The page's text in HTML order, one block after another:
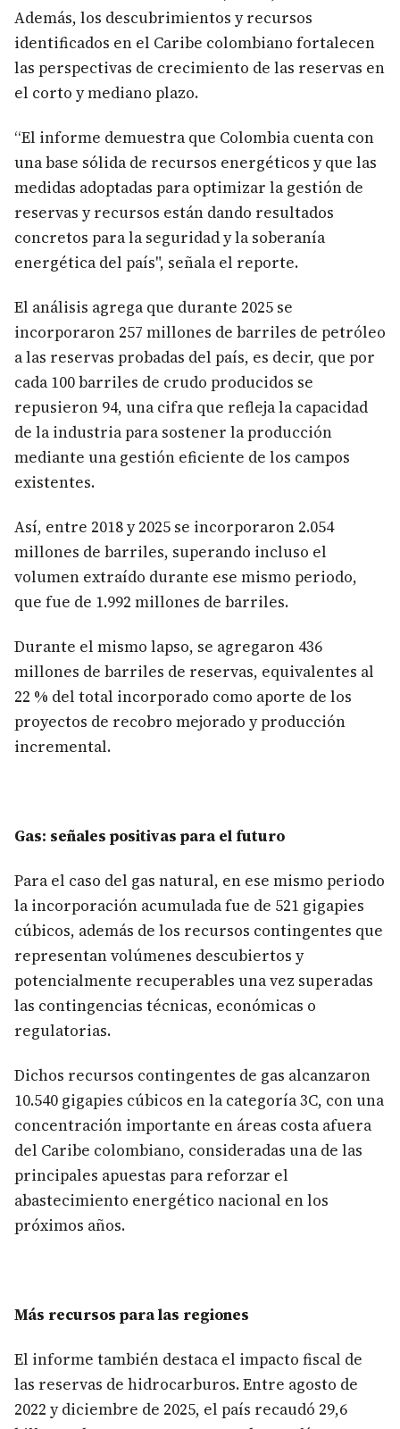
Además, los descubrimientos y recursos
identificados en el Caribe colombiano fortalecen
las perspectivas de crecimiento de las reservas en
el corto y mediano plazo.
“El informe demuestra que Colombia cuenta con
una base sólida de recursos energéticos y que las
medidas adoptadas para optimizar la gestión de
reservas y recursos están dando resultados
concretos para la seguridad y la soberanía
energética del país", señala el reporte.
El análisis agrega que durante 2025 se
incorporaron 257 millones de barriles de petróleo
a las reservas probadas del país, es decir, que por
cada 100 barriles de crudo producidos se
repusieron 94, una cifra que refleja la capacidad
de la industria para sostener la producción
mediante una gestión eficiente de los campos
existentes.
Así, entre 2018 y 2025 se incorporaron 2.054
millones de barriles, superando incluso el
volumen extraído durante ese mismo periodo,
que fue de 1.992 millones de barriles.
Durante el mismo lapso, se agregaron 436
millones de barriles de reservas, equivalentes al
22 % del total incorporado como aporte de los
proyectos de recobro mejorado y producción
incremental.
​Gas: señales positiva​s para el futuro
Para el caso del gas natural, en ese mismo periodo
la incorporación acumulada fue de 521 gigapies
cúbicos, además de los recursos contingentes que
representan volúmenes descubiertos y
potencialmente recuperables una vez superadas
las contingencias técnicas, económicas o
regulatorias.
Dichos recursos contingentes de gas alcanzaron
10.540 gigapies cúbicos en la categoría 3C, con una
concentración importante en áreas costa afuera
del Caribe colombiano, consideradas una de las
principales apuestas para reforzar el
abastecimiento energético nacional en los
próximos años.
Más recu​rsos para las regiones
​El informe también destaca el impacto fiscal de
las reservas de hidrocarburos. Entre agosto de
2022 y diciembre de 2025, el país recaudó 29,6